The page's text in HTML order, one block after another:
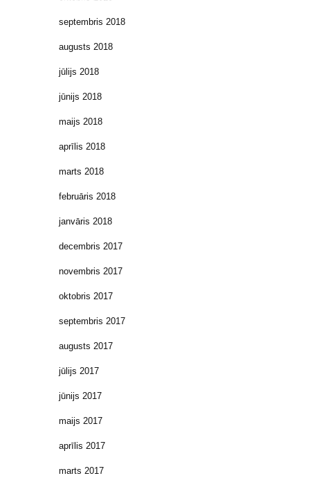
septembris 2018
augusts 2018
jūlijs 2018
jūnijs 2018
maijs 2018
aprīlis 2018
marts 2018
februāris 2018
janvāris 2018
decembris 2017
novembris 2017
oktobris 2017
septembris 2017
augusts 2017
jūlijs 2017
jūnijs 2017
maijs 2017
aprīlis 2017
marts 2017